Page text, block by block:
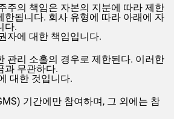
주의 책임은 자본의 지분에 따라 제한
한됩니다. 회사 유형에 따라 아래에 자
다.
자에 대한 책임입니다.
관리 소홀의 경우로 제한된다. 이러한
과 무관하다.
대한 것입니다.
기간에만 참여하며, 그 외에는 참